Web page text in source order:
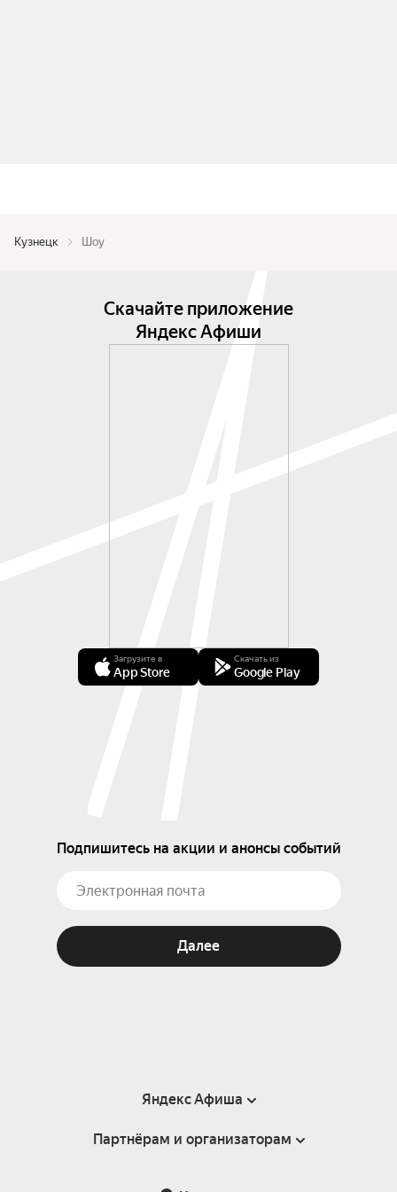
Кузнецк Шоу
Скачайте приложение
Яндекс Афиши
Загрузите в
App Store
Скачать из
Google Play
Подпишитесь на акции и анонсы событий
Далее
Яндекс Афиша
Справка
Партнёрам и организаторам